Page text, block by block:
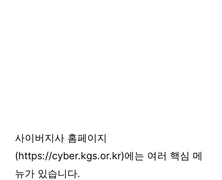
사이버지사 홈페이지
(https://cyber.kgs.or.kr)에는 여러 핵심 메
뉴가 있습니다.